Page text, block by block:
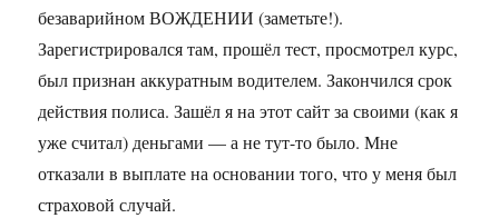
безаварийном ВОЖДЕНИИ (заметьте!).
Зарегистрировался там, прошёл тест, просмотрел курс,
был признан аккуратным водителем. Закончился срок
действия полиса. Зашёл я на этот сайт за своими (как я
уже считал) деньгами — а не тут-то было. Мне
отказали в выплате на основании того, что у меня был
страховой случай.